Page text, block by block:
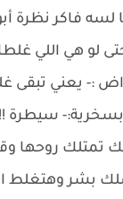
لسه فاكر نظرة
لو هي اللي
:- يعني تبقى
سيطرة
تمتلك روحها
بشر وهتغلط